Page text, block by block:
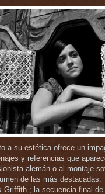
a su estética ofrece un
y referencias que
alemán o al montaje
de las más destacadas:
; la secuencia final de